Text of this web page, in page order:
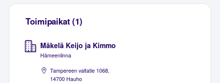
Toimipaikat (1)
Mäkelä Keijo ja Kimmo
Hämeenlinna
Tampereen valtatie 1068,
14700 Hauho